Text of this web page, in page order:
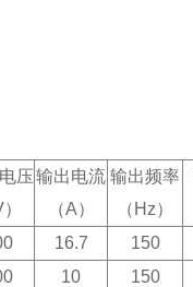
压输出电流
（A）
输出频率
（Hz）
16.7 150
10 150